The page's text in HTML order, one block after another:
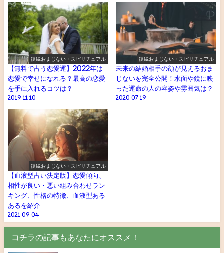
復縁おまじない・スピリチュアル
【無料で占う恋愛運】2022年は
恋愛で幸せになれる？最高の恋愛
を手に入れるコツは？
2019.11.10
復縁おまじない・スピリチュアル
未来の結婚相手の顔が見えるおま
じないを完全公開！水面や鏡に映
った運命の人の容姿や雰囲気は？
2020.07.19
復縁おまじない・スピリチュアル
【血液型占い決定版】恋愛傾向、
相性が良い・悪い組み合わせラン
キング、性格の特徴、血液型ある
あるを紹介
2021.09.04
コチラの記事もあなたにオススメ！